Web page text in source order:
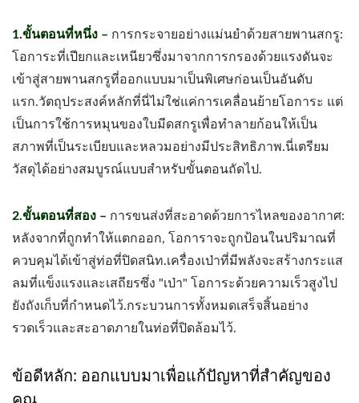
1.ขั้นตอนที่หนึ่ง – การกระจายอย่างแม่นยำด้วยสายพานสกรู:
โอการะที่เปียกและเหนียวซึ่งมาจากการกรองด้วยแรงดันจะ
เข้าสู่สายพานสกรูที่ออกแบบมาเป็นพิเศษก่อนเป็นอันดับ
แรก.วัตถุประสงค์หลักที่นี่ไม่ใช่แค่การเคลื่อนย้ายโอการะ แต่
เป็นการใช้การหมุนของใบมีดสกรูเพื่อทำลายก้อนให้เป็น
สภาพที่เป็นระเบียบและหลวมอย่างมีประสิทธิภาพ.นี่เตรียม
วัสดุได้อย่างสมบูรณ์แบบสำหรับขั้นตอนถัดไป.
2.ขั้นตอนที่สอง – การขนส่งที่สะอาดด้วยการไหลของอากาศ:
หลังจากที่ถูกทำให้แตกออก, โอการาจะถูกป้อนในปริมาณที่
ควบคุมได้เข้าสู่ท่อที่ปิดสนิท.เครื่องเป่าที่มีพลังจะสร้างกระแส
ลมที่แข็งแรงและเสถียรซึ่ง "เป่า" โอการะด้วยความเร็วสูงไป
ยังถังเก็บที่กำหนดไว้.กระบวนการทั้งหมดเสร็จสิ้นอย่าง
รวดเร็วและสะอาดภายในท่อที่ปิดล้อมไว้.
ข้อดีหลัก: ออกแบบมาเพื่อแก้ปัญหาที่สำคัญของ